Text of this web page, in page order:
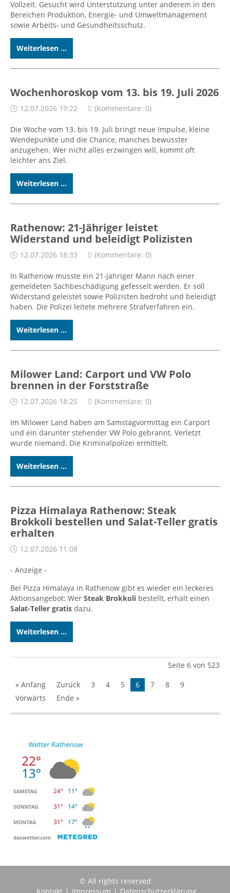
Vollzeit. Gesucht wird Unterstützung unter anderem in den
Bereichen Produktion, Energie- und Umweltmanagement
sowie Arbeits- und Gesundheitsschutz.
Weiterlesen ...
Wochenhoroskop vom 13. bis 19. Juli 2026
12.07.2026 19:22 (Kommentare: 0)
Die Woche vom 13. bis 19. Juli bringt neue Impulse, kleine
Wendepunkte und die Chance, manches bewusster
anzugehen. Wer nicht alles erzwingen will, kommt oft
leichter ans Ziel.
Weiterlesen ...
Rathenow: 21-Jähriger leistet
Widerstand und beleidigt Polizisten
12.07.2026 18:33 (Kommentare: 0)
In Rathenow musste ein 21-jähriger Mann nach einer
gemeldeten Sachbeschädigung gefesselt werden. Er soll
Widerstand geleistet sowie Polizisten bedroht und beleidigt
haben. Die Polizei leitete mehrere Strafverfahren ein.
Weiterlesen ...
Milower Land: Carport und VW Polo
brennen in der Forststraße
12.07.2026 18:25 (Kommentare: 0)
Im Milower Land haben am Samstagvormittag ein Carport
und ein darunter stehender VW Polo gebrannt. Verletzt
wurde niemand. Die Kriminalpolizei ermittelt.
Weiterlesen ...
Pizza Himalaya Rathenow: Steak
Brokkoli bestellen und Salat-Teller gratis
erhalten
12.07.2026 11:08
- Anzeige -
Bei Pizza Himalaya in Rathenow gibt es wieder ein leckeres
Aktionsangebot: Wer Steak Brokkoli bestellt, erhält einen
Salat-Teller gratis dazu.
Weiterlesen ...
Seite 6 von 523
« Anfang
Zurück 3 4 5 6 7 8
9
Vorwärts
Ende »
© All rights reserved